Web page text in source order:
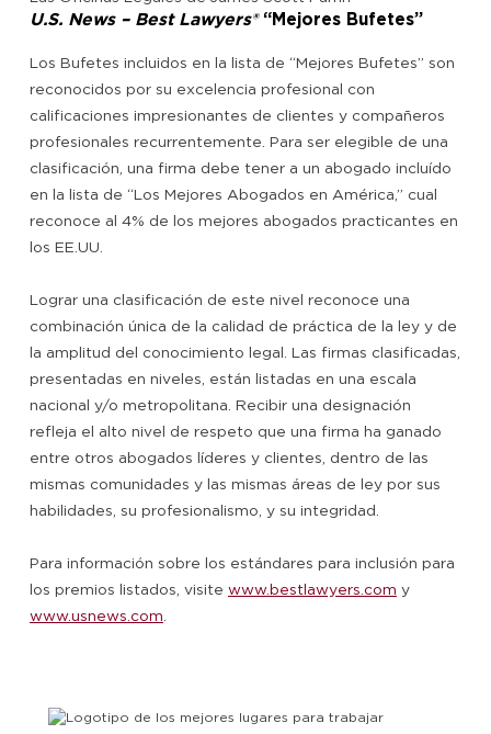
U.S. News – Best Lawyers® “Mejores Bufetes”
Los Bufetes incluidos en la lista de “Mejores Bufetes” son
reconocidos por su excelencia profesional con
calificaciones impresionantes de clientes y compañeros
profesionales recurrentemente. Para ser elegible de una
clasificación, una firma debe tener a un abogado incluído
en la lista de “Los Mejores Abogados en América,” cual
reconoce al 4% de los mejores abogados practicantes en
los EE.UU.
Lograr una clasificación de este nivel reconoce una
combinación única de la calidad de práctica de la ley y de
la amplitud del conocimiento legal. Las firmas clasificadas,
presentadas en niveles, están listadas en una escala
nacional y/o metropolitana. Recibir una designación
refleja el alto nivel de respeto que una firma ha ganado
entre otros abogados líderes y clientes, dentro de las
mismas comunidades y las mismas áreas de ley por sus
habilidades, su profesionalismo, y su integridad.
Para información sobre los estándares para inclusión para
los premios listados, visite www.bestlawyers.com y
www.usnews.com